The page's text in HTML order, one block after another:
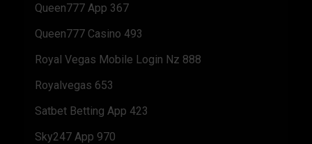
Queen777 App 367
Queen777 Casino 493
Royal Vegas Mobile Login Nz 888
Royalvegas 653
Satbet Betting App 423
Sky247 App 970